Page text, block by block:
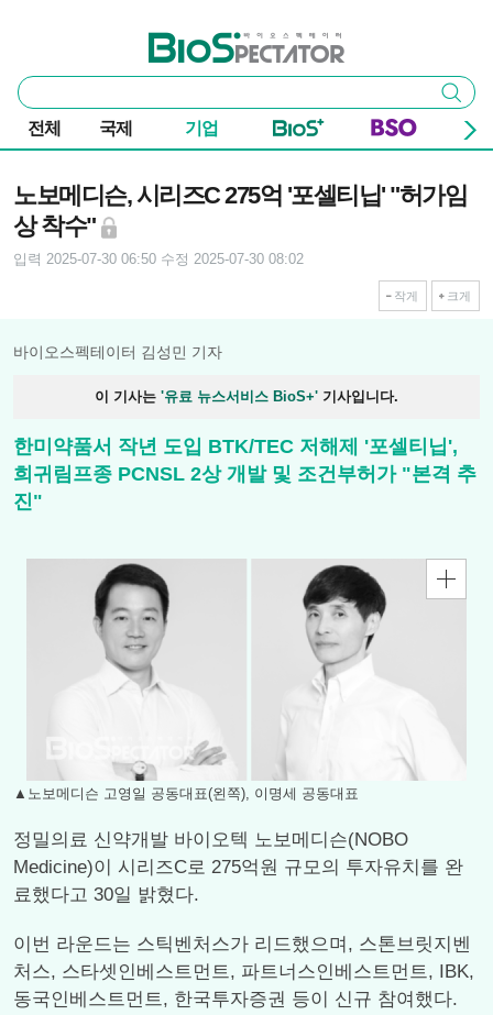
바이오스펙테이터
통
합
검
색
검색
전체 국제 기업
노보메디슨, 시리즈C 275억 '포셀티닙' "허가임
상 착수"
입력 2025-07-30 06:50 수정 2025-07-30 08:02
작게 크게
바이오스펙테이터 김성민 기자
이 기사는 '유료 뉴스서비스 BioS+' 기사입니다.
한미약품서 작년 도입 BTK/TEC 저해제 '포셀티닙',
희귀림프종 PCNSL 2상 개발 및 조건부허가 "본격 추
진"
▲노보메디슨 고영일 공동대표(왼쪽), 이명세 공동대표
정밀의료 신약개발 바이오텍 노보메디슨(NOBO
Medicine)이 시리즈C로 275억원 규모의 투자유치를 완
료했다고 30일 밝혔다.
이번 라운드는 스틱벤처스가 리드했으며, 스톤브릿지벤
처스, 스타셋인베스트먼트, 파트너스인베스트먼트, IBK,
동국인베스트먼트, 한국투자증권 등이 신규 참여했다.